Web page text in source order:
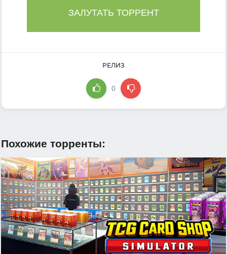
ЗАЛУТАТЬ ТОРРЕНТ
РЕЛИЗ
0
Похожие торренты: